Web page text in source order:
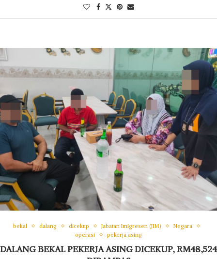
bekal dalang dicekup Jabatan Imigresen (JIM)
Negara
operasi
pekerja asing
DALANG BEKAL PEKERJA ASING DICEKUP, RM48,524